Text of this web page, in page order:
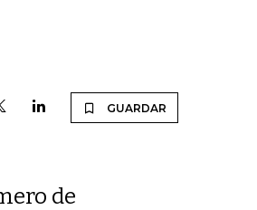
GUARDAR
de